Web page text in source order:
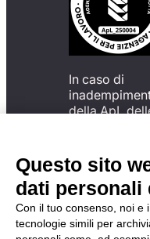
In caso di
della ApL
del Codice
possibile
reclamo
una delle
descritte al
Questo sito
dati personali
Con il tuo consenso, noi e
tecnologie simili per